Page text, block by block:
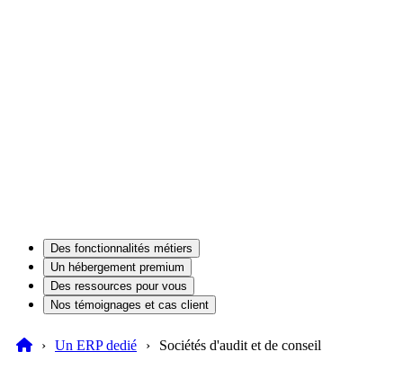
Des fonctionnalités métiers
Un hébergement premium
Des ressources pour vous
Nos témoignages et cas client
Un ERP dedié Sociétés d'audit et de conseil